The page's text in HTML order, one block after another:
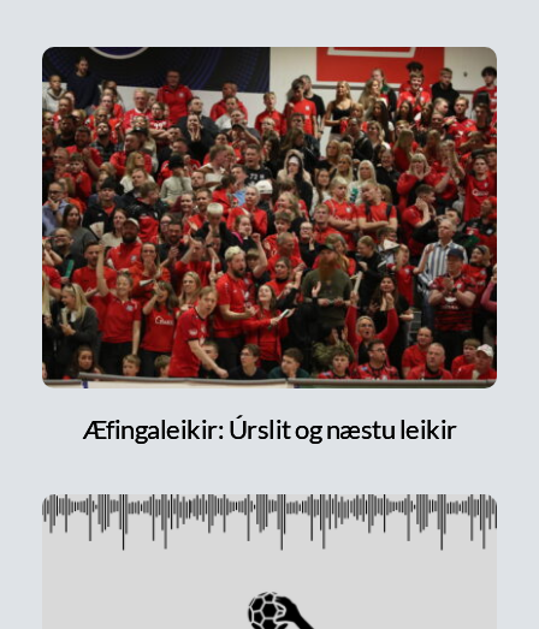
Æfingaleikir: Úrslit og næstu leikir